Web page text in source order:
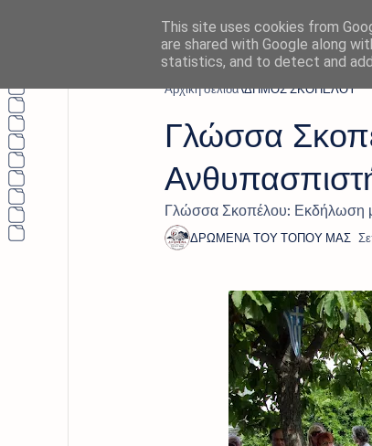
Αρχική σελίδα ΔΗΜΟΣ ΣΚΟΠΕΛΟΥ
Γλώσσα
Γλώσσα Σκοπέλου: Εκδήλωση
This site uses cookies from
are shared with Google along
statistics, and to detect and